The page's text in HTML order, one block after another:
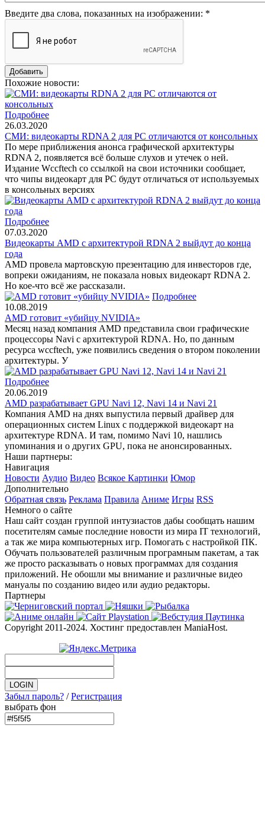
Введите два слова, показанных на изображении: *
Похожие новости:
Подробнее
26.03.2020
СМИ: видеокарты RDNA 2 для PC отличаются от консольных
По мере приближения анонса графической архитектуры
RDNA 2, появляется всё больше слухов и утечек о ней.
Издание Wccftech со ссылкой на свои источники сообщает,
что чипы видеокарт для PC будут отличаться от используемых
в консольных версиях
Подробнее
07.03.2020
Видеокарты AMD с архитектурой RDNA 2 выйдут до конца
года
AMD провела мартовскую презентацию для инвесторов где,
вопреки ожиданиям, не показала новых видеокарт RDNA 2.
Но кое-что всё же рассказали.
Подробнее
10.08.2019
AMD готовит «убийцу NVIDIA»
Месяц назад компания AMD представила свои графические
процессоры Navi с архитектурой RDNA. Но, по данным
ресурса wccftech, уже появились сведения о втором поколении
архитектуры. У
Подробнее
20.06.2019
AMD разрабатывает GPU Navi 12, Navi 14 и Navi 21
Компания AMD на днях выпустила первый драйвер для
операционных систем Linux с поддержкой видеокарт на
архитектуре RDNA. И там, помимо Navi 10, нашлись
упоминания и о других GPU, пока не анонсированных.
Наши партнеры:
Навигация
Новости Аудио Видео Всякое Картинки Юмор
Дополнительно
Обратная связь Реклама Правила Аниме Игры RSS
Немного о сайте
Наш сайт создан группой интузиастов дабы сообщать нашим
посетителям самые последние новости из мира IT технологий,
а так же мира компьютерных игр. Помогать с настройкой ПК.
Обучать пользователей различным програмным пакетам, а так
же просто расказывать о новых программах для создания
приложений. Не обошли мы внимание и различные видео
мануалы по созданию видео или аудио редакторы.
Партнеры
Copyright 2011-2024. Хостинг предоставлен ManiaHost.
Забыл пароль? /Регистрация
выбрать фон